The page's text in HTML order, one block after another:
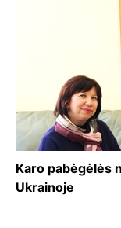
Karo pabėgėlės
Ukrainoje